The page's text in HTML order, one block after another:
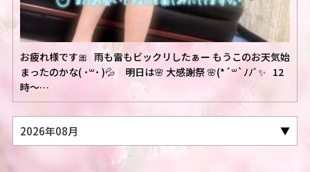
お疲れ様です🎀 雨も雷もビックリしたぁー もうこのお天気始
まったのかな( ˙꒳​˙ )💦 明日は🌸 大感謝祭 🌸(*´꒳`ﾉﾉﾞ✨ 12
時～…